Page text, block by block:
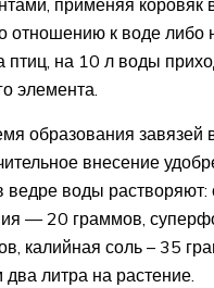
применяя коровяк
отношению к воде либо
птиц, на 10 л воды
элемента.
образования завязей
внесение
ведре воды растворяют:
— 20 граммов,
калийная соль – 35
два литра на растение.